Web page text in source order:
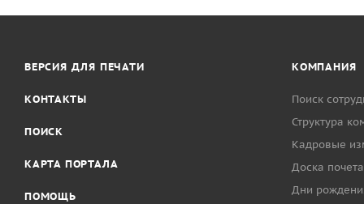
ВЕРСИЯ ДЛЯ ПЕЧАТИ
КОНТАКТЫ
ПОИСК
КАРТА ПОРТАЛА
ПОМОЩЬ
КОМПАНИЯ
Поиск
Структура
Кадровые
Доска почета
Дни